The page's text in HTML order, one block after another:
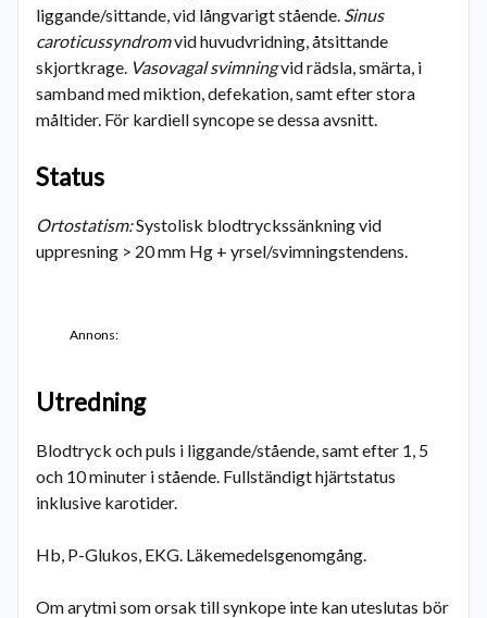
liggande/sittande, vid långvarigt stående. Sinus
caroticussyndromvid huvudvridning, åtsittande
skjortkrage. Vasovagal svimningvid rädsla, smärta, i
samband med miktion, defekation, samt efter stora
måltider. För kardiell syncope se dessa avsnitt.
Status
Ortostatism:Systolisk blodtryckssänkning vid
uppresning > 20 mm Hg + yrsel/svimningstendens.
Annons:
Utredning
Blodtryck och puls i liggande/stående, samt efter 1, 5
och 10 minuter i stående. Fullständigt hjärtstatus
inklusive karotider.
Hb, P-Glukos, EKG. Läkemedelsgenomgång.
Om arytmi som orsak till synkope inte kan uteslutas bör